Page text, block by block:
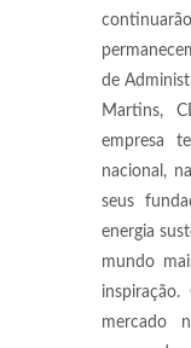
de
Martins,
empresa
nacional,
seus
energia
mundo
mercado